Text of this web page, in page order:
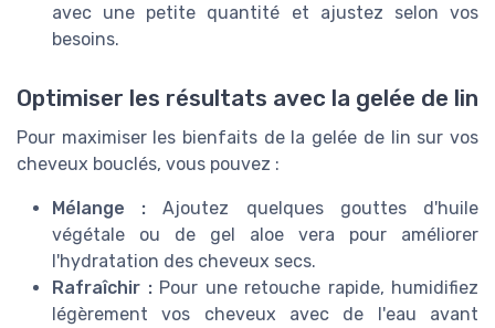
avec une petite quantité et ajustez selon vos
besoins.
Optimiser les résultats avec la gelée de lin
Pour maximiser les bienfaits de la gelée de lin sur vos
cheveux bouclés, vous pouvez :
Mélange : Ajoutez quelques gouttes d'huile
végétale ou de gel aloe vera pour améliorer
l'hydratation des cheveux secs.
Rafraîchir :Pour une retouche rapide, humidifiez
légèrement vos cheveux avec de l'eau avant